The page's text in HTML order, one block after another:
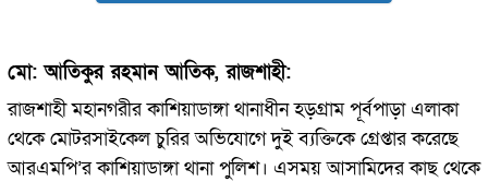
মো: আতিকুর রহমান আতিক, রাজশাহী:
রাজশাহী মহানগরীর কাশিয়াডাঙ্গা থানাধীন হড়গ্রাম পূর্বপাড়া এলাকা
থেকে মোটরসাইকেল চুরির অভিযোগে দুই ব্যক্তিকে গ্রেপ্তার করেছে
আরএমপি’র কাশিয়াডাঙ্গা থানা পুলিশ। এসময় আসামিদের কাছ থেকে